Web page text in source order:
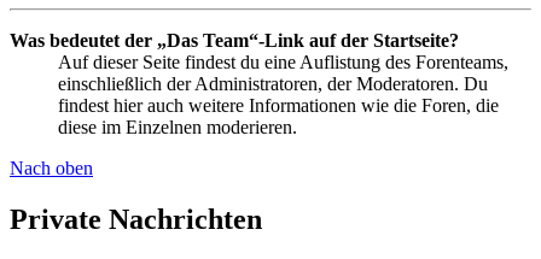
Was bedeutet der „Das Team“-Link auf der Startseite?
Auf dieser Seite findest du eine Auflistung des Forenteams,
einschließlich der Administratoren, der Moderatoren. Du
findest hier auch weitere Informationen wie die Foren, die
diese im Einzelnen moderieren.
Nach oben
Private Nachrichten